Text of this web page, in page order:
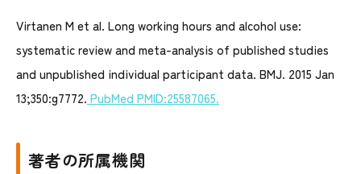
Virtanen M et al. Long working hours and alcohol use:
systematic review and meta-analysis of published studies
and unpublished individual participant data. BMJ. 2015 Jan
13;350:g7772. PubMed PMID:25587065.
著者の所属機関